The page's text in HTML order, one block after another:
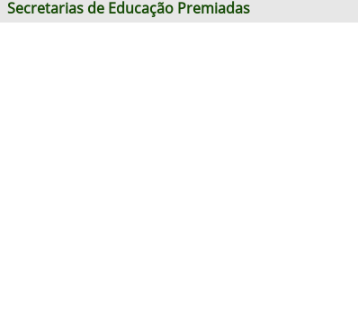
Secretarias de Educação Premiadas